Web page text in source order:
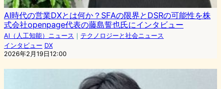
AI時代の営業DXとは何か？SFAの限界とDSRの可能性を株
式会社openpage代表の藤島誓也氏にインタビュー
AI（人工知能）ニュース ｜ テクノロジーと社会ニュース
インタビュー DX
2026年2月19日12:00